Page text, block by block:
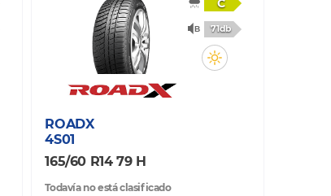
C
71db
ROADX
4S01
165/60 R14 79 H
Todavía no está clasificado